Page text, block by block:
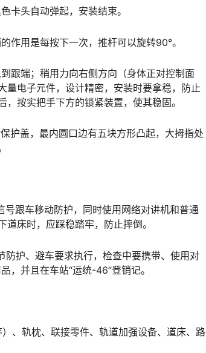
卡头自动弹起，安装结束。
作用是每按下一次，推杆可以旋转90°。
跟端；稍用力向右侧方向（身体正对控制面
量电子元件，设计精密，安装时要拿稳，防止
按实把手下方的锁紧装置，使其稳固。󠅅󠅃󠄵󠅂󠄪󠇖󠆨󠆨󠇕󠆞󠆒󠅬󠇘󠆭󠆘󠇙󠆝󠅵󠇗󠆭󠆁󠄐󠇗󠅹󠅸󠇖󠆍󠅳󠇖󠅹󠅰󠇖󠆌󠅹
护盖，最内圆口边有五块方形凸起，大拇指处
跟车移动防护，同时使用网络对讲机和普通
床时，应踩稳踏牢，防止摔倒。󠅅󠅃󠄵󠅂󠄪󠇖󠆨󠆨󠇕󠆞󠆒󠅬󠇘󠆭󠆘󠇙󠆝󠅵󠇗󠆭󠆁󠄐󠇗󠅹󠅸󠇖󠆍󠅳󠇖󠅹󠅰󠇖󠆌󠅹
护、避车要求执行，检查中要携带、使用对
，并且在车站“运统-46”登销记。󠅅󠅃󠄵󠅂󠄪󠇖󠆨󠆨󠇕󠆞󠆒󠅬󠇘󠆭󠆘󠇙󠆝󠅵󠇗󠆭󠆁󠄐󠇗󠅹󠅸󠇖󠆍󠅳󠇖󠅹󠅰󠇖󠆌󠅹
、轨枕、联接零件、轨道加强设备、道床、路